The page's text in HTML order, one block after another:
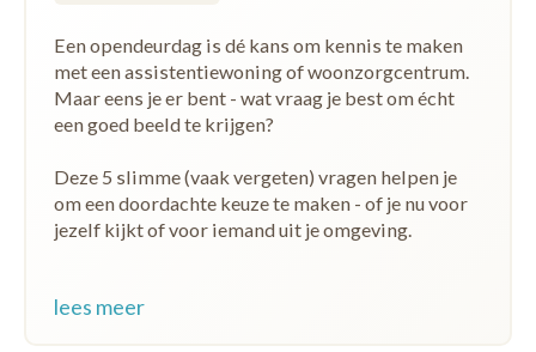
Een opendeurdag is dé kans om kennis te maken
met een assistentiewoning of woonzorgcentrum.
Maar eens je er bent - wat vraag je best om écht
een goed beeld te krijgen?
Deze 5 slimme (vaak vergeten) vragen helpen je
om een doordachte keuze te maken - of je nu voor
jezelf kijkt of voor iemand uit je omgeving.
lees meer